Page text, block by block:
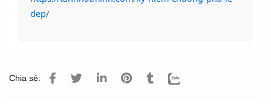
Chia sẻ: